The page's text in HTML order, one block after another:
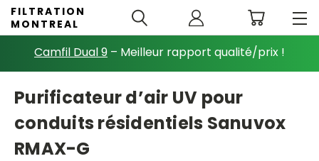
Camfil Dual 9 – Meilleur rapport qualité/prix !
FILTRATION
MONTREAL
Purificateur d’air UV pour
conduits résidentiels Sanuvox
RMAX-G